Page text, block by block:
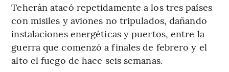
Teherán atacó repetidamente a los tres países
con misiles y aviones no tripulados, dañando
instalaciones energéticas y puertos, entre la
guerra que comenzó a finales de febrero y el
alto el fuego de hace seis semanas.